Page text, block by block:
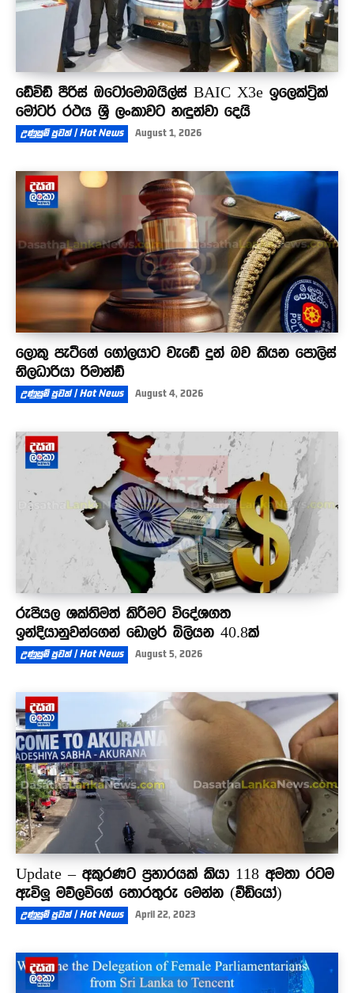
ඩේවිඩ් පීරිස් ඔටෝමොබයිල්ස් BAIC X3e ඉලෙක්ට්‍රික්
මෝටර් රථය ශ්‍රී ලංකාවට හඳුන්වා දෙයි
උණුසුම් පුවත් | Hot News August 1, 2026
ලොකු පැටීගේ ගෝලයාට වැඩේ දුන් බව කියන පොලිස්
නිලධාරියා රිමාන්ඩ්
උණුසුම් පුවත් | Hot News August 4, 2026
රුපියල ශක්තිමත් කිරීමට විදේශගත
ඉන්දියානුවන්ගෙන් ඩොලර් බිලියන 40.8ක්
උණුසුම් පුවත් | Hot News August 5, 2026
Update – අකුරණට ප්‍රහාරයක් කියා 118 අමතා රටම
ඇවිලූ මව්ලවිගේ තොරතුරු මෙන්න (වීඩියෝ)
උණුසුම් පුවත් | Hot News April 22, 2023